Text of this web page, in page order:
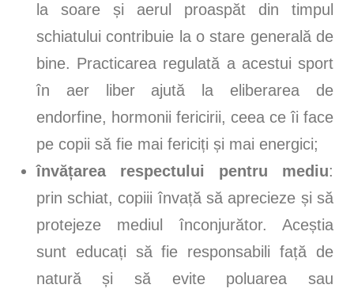
la soare și aerul proaspăt din timpul
schiatului contribuie la o stare generală de
bine. Practicarea regulată a acestui sport
în aer liber ajută la eliberarea de
endorfine, hormonii fericirii, ceea ce îi face
pe copii să fie mai fericiți și mai energici;
învățarea respectului pentru mediu:
prin schiat, copiii învață să aprecieze și să
protejeze mediul înconjurător. Aceștia
sunt educați să fie responsabili față de
natură și să evite poluarea sau